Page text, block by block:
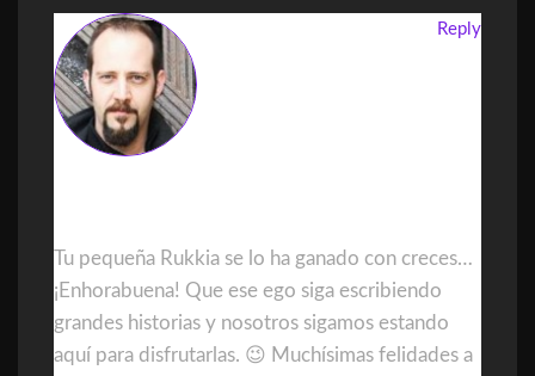
Tu pequeña Rukkia se lo ha ganado con creces…
¡Enhorabuena! Que ese ego siga escribiendo
grandes historias y nosotros sigamos estando
aquí para disfrutarlas. 😉 Muchísimas felidades a
Reply